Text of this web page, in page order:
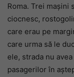
Roma. Trei mașini
ciocnesc,
care erau pe
care urma să le
ele, strada nu
pasagerilor în